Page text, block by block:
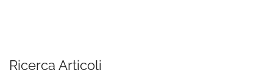
Ricerca Articoli